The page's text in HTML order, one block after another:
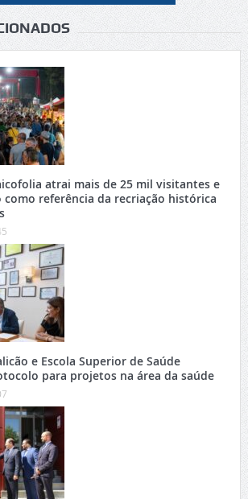
atrai mais de 25 mil visitantes e
referência da recriação histórica
e Escola Superior de Saúde
para projetos na área da saúde